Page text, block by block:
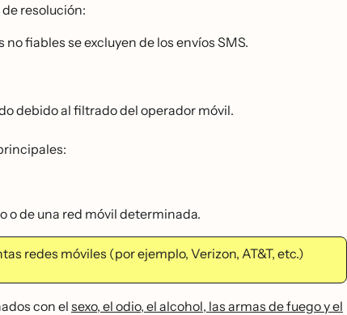
resolución:
fiables se excluyen de los envíos SMS.
debido al filtrado del operador móvil.
o de una red móvil determinada.
redes móviles (por ejemplo, Verizon, AT&T, etc.)
con el sexo, el odio, el alcohol, las armas de fuego y el